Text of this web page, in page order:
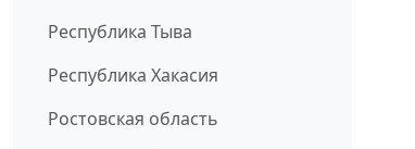
Республика Тыва
Республика Хакасия
Ростовская область